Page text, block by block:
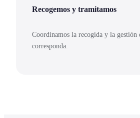
Recogemos y tramitamos
Coordinamos la recogida y la gestión
corresponda.